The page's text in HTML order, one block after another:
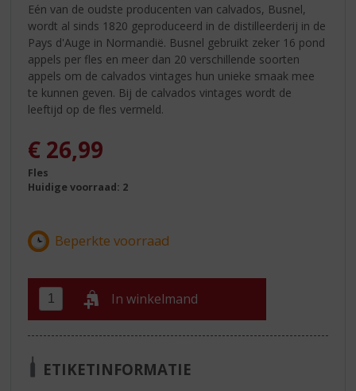
Eén van de oudste producenten van calvados, Busnel,
wordt al sinds 1820 geproduceerd in de distilleerderij in de
Pays d'Auge in Normandië. Busnel gebruikt zeker 16 pond
appels per fles en meer dan 20 verschillende soorten
appels om de calvados vintages hun unieke smaak mee
te kunnen geven. Bij de calvados vintages wordt de
leeftijd op de fles vermeld.
€ 26,99
Fles
Huidige voorraad: 2
In winkelmand
ETIKETINFORMATIE